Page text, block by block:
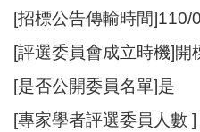
[招標公告傳輸時間]110/
[評選委員會成立時機]開
[是否公開委員名單]是
[專家學者評選委員人數 ]